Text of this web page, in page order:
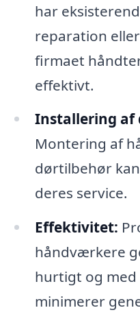
har
reparation
firmaet
effektivt.
Installering af
Montering af
dørtilbehør
deres service.
Effektivitet:
håndværkere
hurtigt og
minimerer